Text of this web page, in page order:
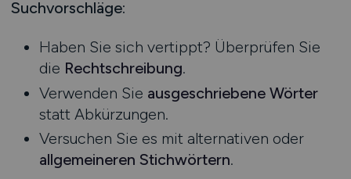
Maschinenbau / Anlagenbau
Medien / Kommunikation
Naturwissenschaften / Life Science
Öffentlicher Dienst & Verbände
Optik / Feinmechanik
Personaldienstleistungen
Mecklenburg-Vorpommern
Nordrhein-Westfalen
Rheinland-Pfalz
Saarland
Sachsen
Sachsen-Anhalt
Schleswig-Holstein
Suchvorschläge:
Haben Sie sich vertippt? Überprüfen Sie
die Rechtschreibung.
Verwenden Sie ausgeschriebene Wörter
statt Abkürzungen.
Versuchen Sie es mit alternativen oder
allgemeineren Stichwörtern.